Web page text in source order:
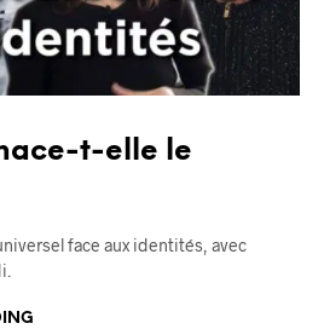
t-elle le
face aux identités, avec